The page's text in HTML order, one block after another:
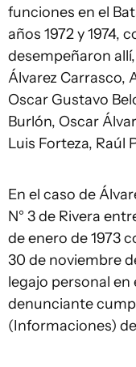
funciones en el
años 1972 y 1974,
desempeñaron
Álvarez Carrasco,
Oscar Gustavo
Burlón, Oscar
Luis Forteza, Raúl
En el caso de
N° 3 de Rivera
de enero de 1973
30 de noviembre
legajo personal
denunciante
(Informaciones)